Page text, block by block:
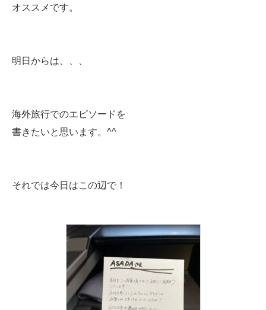
オススメです。
明日からは、、、
海外旅行でのエピソードを
書きたいと思います。^^
それでは今日はこの辺で！